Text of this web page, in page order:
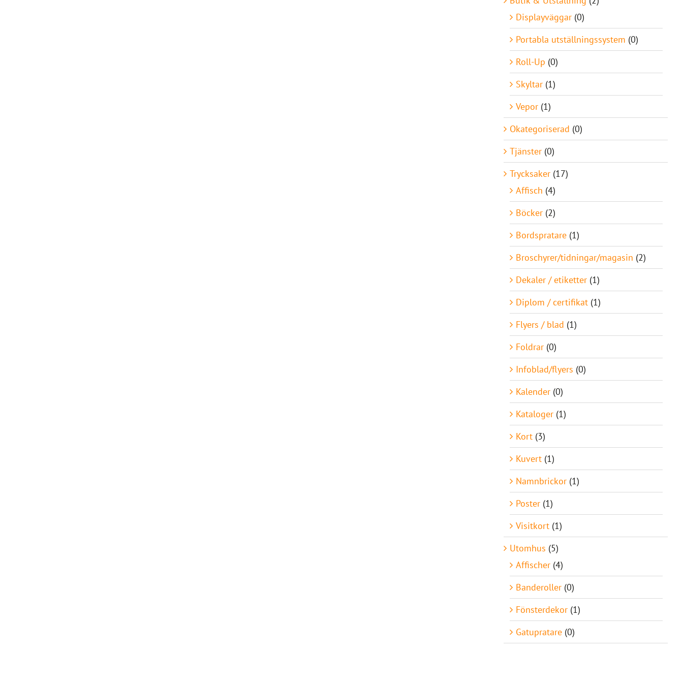
Displayväggar (0)
Portabla utställningssystem (0)
Roll-Up (0)
Skyltar (1)
Vepor (1)
Okategoriserad (0)
Tjänster (0)
Trycksaker (17)
Affisch (4)
Böcker (2)
Bordspratare (1)
Broschyrer/tidningar/magasin (2)
Dekaler / etiketter (1)
Diplom / certifikat (1)
Flyers / blad (1)
Foldrar (0)
Infoblad/flyers (0)
Kalender (0)
Kataloger (1)
Kort (3)
Kuvert (1)
Namnbrickor (1)
Poster (1)
Visitkort (1)
Utomhus (5)
Affischer (4)
Banderoller (0)
Fönsterdekor (1)
Gatupratare (0)